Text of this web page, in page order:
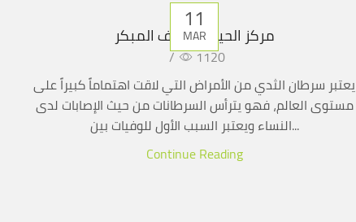
11
MAR
مركز الحياة للكشف المبكر
/
1120
يعتبر سرطان الثدي من الأمراض التي لاقت اهتماماً كبيراً على
مستوى العالم، فهو يترأس السرطانات من حيث الإصابات لدى
النساء ويعتبر السبب الأول للوفيات بين...
Continue Reading